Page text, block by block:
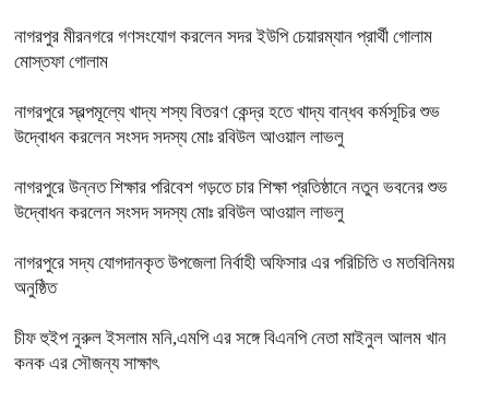
নাগরপুর মীরনগরে গণসংযোগ করলেন সদর ইউপি চেয়ারম্যান প্রার্থী গোলাম
মোস্তফা গোলাম
নাগরপুরে স্বল্পমূল্যে খাদ্য শস্য বিতরণ কেন্দ্র হতে খাদ্য বান্ধব কর্মসূচির শুভ
উদ্বোধন করলেন সংসদ সদস্য মোঃ রবিউল আওয়াল লাভলু
নাগরপুরে উন্নত শিক্ষার পরিবেশ গড়তে চার শিক্ষা প্রতিষ্ঠানে নতুন ভবনের শুভ
উদ্বোধন করলেন সংসদ সদস্য মোঃ রবিউল আওয়াল লাভলু
নাগরপুরে সদ্য যোগদানকৃত উপজেলা নির্বাহী অফিসার এর পরিচিতি ও মতবিনিময়
অনুষ্ঠিত
চীফ হুইপ নুরুল ইসলাম মনি,এমপি এর সঙ্গে বিএনপি নেতা মাইনুল আলম খান
কনক এর সৌজন্য সাক্ষাৎ